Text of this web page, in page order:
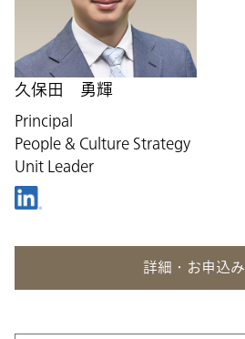
久保田 勇輝
Principal
People & Culture Strategy
Unit Leader
詳細・お申込み